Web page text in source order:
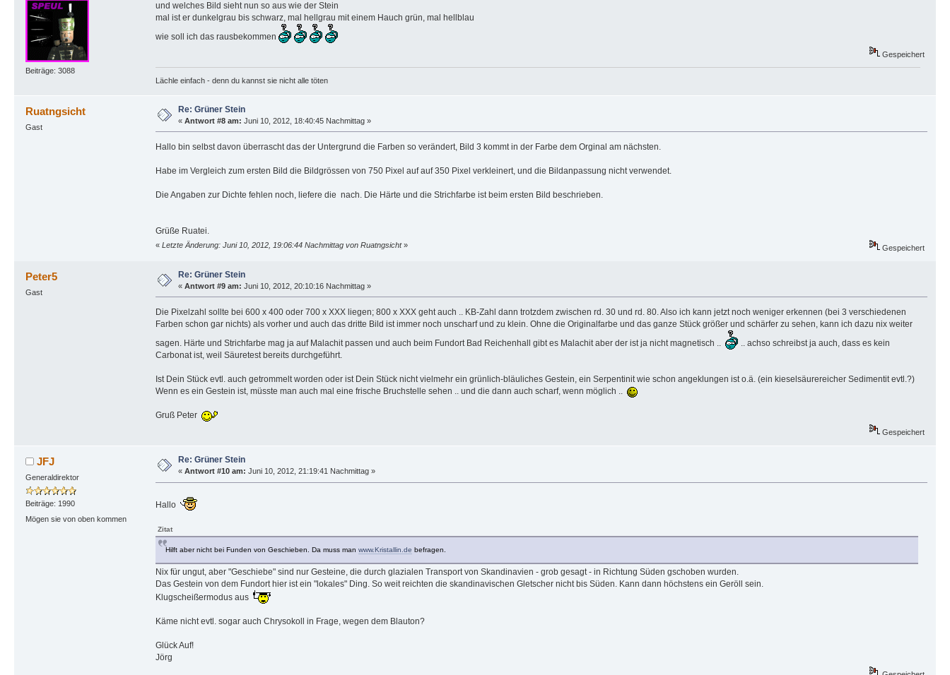
Beiträge: 3088
und welches Bild sieht nun so aus wie der Stein
mal ist er dunkelgrau bis schwarz, mal hellgrau mit einem Hauch grün, mal hellblau
wie soll ich das rausbekommen
Gespeichert
Lächle einfach - denn du kannst sie nicht alle töten
Ruatngsicht
Gast
Re: Grüner Stein
« Antwort #8 am: Juni 10, 2012, 18:40:45 Nachmittag »
Hallo bin selbst davon überrascht das der Untergrund die Farben so verändert, Bild 3 kommt in der Farbe dem Orginal am nächsten.
Habe im Vergleich zum ersten Bild die Bildgrössen von 750 Pixel auf auf 350 Pixel verkleinert, und die Bildanpassung nicht verwendet.
Die Angaben zur Dichte fehlen noch, liefere die nach. Die Härte und die Strichfarbe ist beim ersten Bild beschrieben.
Grüße Ruatei.
« Letzte Änderung: Juni 10, 2012, 19:06:44 Nachmittag von Ruatngsicht» Gespeichert
Peter5
Gast
Re: Grüner Stein
« Antwort #9 am: Juni 10, 2012, 20:10:16 Nachmittag »
Die Pixelzahl sollte bei 600 x 400 oder 700 x XXX liegen; 800 x XXX geht auch .. KB-Zahl dann trotzdem zwischen rd. 30 und rd. 80. Also ich kann jetzt noch weniger erkennen (bei 3 verschiedenen
Farben schon gar nichts) als vorher und auch das dritte Bild ist immer noch unscharf und zu klein. Ohne die Originalfarbe und das ganze Stück größer und schärfer zu sehen, kann ich dazu nix weiter
sagen. Härte und Strichfarbe mag ja auf Malachit passen und auch beim Fundort Bad Reichenhall gibt es Malachit aber der ist ja nicht magnetisch ..
.. achso schreibst ja auch, dass es kein
Carbonat ist, weil Säuretest bereits durchgeführt.
Ist Dein Stück evtl. auch getrommelt worden oder ist Dein Stück nicht vielmehr ein grünlich-bläuliches Gestein, ein Serpentinit wie schon angeklungen ist o.ä. (ein kieselsäurereicher Sedimentit evtl.?)
Wenn es ein Gestein ist, müsste man auch mal eine frische Bruchstelle sehen .. und die dann auch scharf, wenn möglich ..
Gruß Peter
Gespeichert
JFJ
Generaldirektor
Beiträge: 1990
Mögen sie von oben kommen
Re: Grüner Stein
« Antwort #10 am: Juni 10, 2012, 21:19:41 Nachmittag »
Hallo
Zitat
Hilft aber nicht bei Funden von Geschieben. Da muss man www.Kristallin.de befragen.
Nix für ungut, aber "Geschiebe" sind nur Gesteine, die durch glazialen Transport von Skandinavien - grob gesagt - in Richtung Süden gschoben wurden.
Das Gestein von dem Fundort hier ist ein "lokales" Ding. So weit reichten die skandinavischen Gletscher nicht bis Süden. Kann dann höchstens ein Geröll sein.
Klugscheißermodus aus
Käme nicht evtl. sogar auch Chrysokoll in Frage, wegen dem Blauton?
Glück Auf!
Jörg